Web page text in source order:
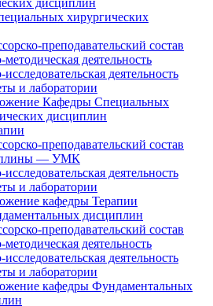
дисциплин
хирургических
преподавательский состав
деятельность
деятельность
и лаборатории
Кафедры Специальных
дисциплин
преподавательский состав
— УМК
деятельность
и лаборатории
кафедры Терапии
дисциплин
преподавательский состав
деятельность
деятельность
и лаборатории
кафедры Фундаментальных